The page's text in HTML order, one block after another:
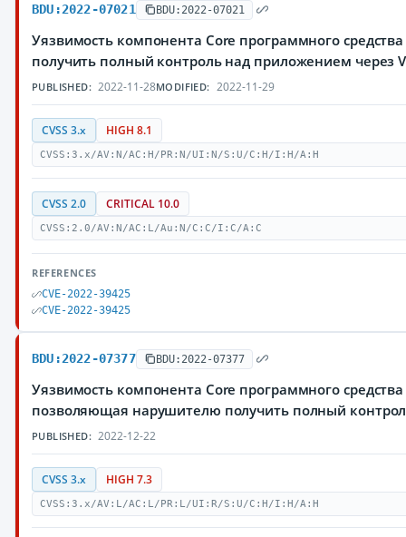
BDU:2022-07021 BDU:2022-07021
Уязвимость компонента Core программного
получить полный контроль над приложением через
PUBLISHED: 2022-11-28MODIFIED: 2022-11-29
CVSS 3.x HIGH 8.1
CVSS:3.x/AV:N/AC:H/PR:N/UI:N/S:U/C:H/I:H/A:H
CVSS 2.0 CRITICAL 10.0
CVSS:2.0/AV:N/AC:L/Au:N/C:C/I:C/A:C
REFERENCES
CVE-2022-39425
CVE-2022-39425
BDU:2022-07377 BDU:2022-07377
Уязвимость компонента Core программного
позволяющая нарушителю получить полный
PUBLISHED: 2022-12-22
CVSS 3.x HIGH 7.3
CVSS:3.x/AV:L/AC:L/PR:L/UI:R/S:U/C:H/I:H/A:H